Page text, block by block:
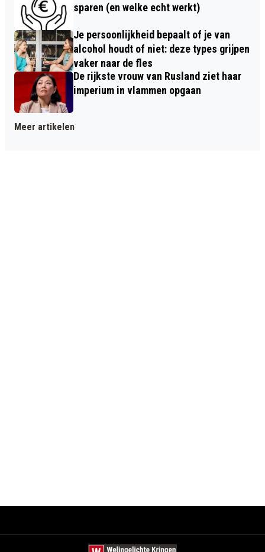
sparen (en welke echt werkt)
Je persoonlijkheid bepaalt of je van
alcohol houdt of niet: deze types grijpen
vaker naar de fles
De rijkste vrouw van Rusland ziet haar
imperium in vlammen opgaan
Meer artikelen